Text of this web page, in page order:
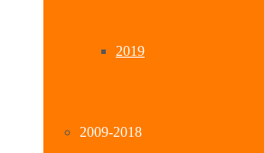
2019
2009-2018